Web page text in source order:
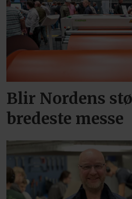
Blir Nordens
bredeste messe